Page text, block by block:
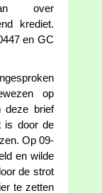
over
krediet.
en GC
op
deze brief
is door de
Op 09-
en wilde
de strot
te zetten